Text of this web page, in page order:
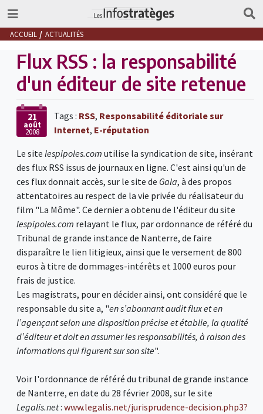
ACCUEIL ACTUALITÉS
Flux RSS : la responsabilité
d'un éditeur de site retenue
21
août
2008
Tags : RSS, Responsabilité éditoriale sur
Internet, E-réputation
Le site lespipoles.com utilise la syndication de site, insérant
des flux RSS issus de journaux en ligne. C'est ainsi qu'un de
ces flux donnait accès, sur le site de Gala, à des propos
attentatoires au respect de la vie privée du réalisateur du
film "La Môme". Ce dernier a obtenu de l'éditeur du site
lespipoles.com relayant le flux, par ordonnance de référé du
Tribunal de grande instance de Nanterre, de faire
disparaître le lien litigieux, ainsi que le versement de 800
euros à titre de dommages-intérêts et 1000 euros pour
frais de justice.
Les magistrats, pour en décider ainsi, ont considéré que le
responsable du site a, "en s’abonnant audit flux et en
l’agençant selon une disposition précise et établie, la qualité
d’éditeur et doit en assumer les responsabilités, à raison des
informations qui figurent sur son site".
Voir l'ordonnance de référé du tribunal de grande instance
de Nanterre, en date du 28 février 2008, sur le site
Legalis.net: www.legalis.net/jurisprudence-decision.php3?